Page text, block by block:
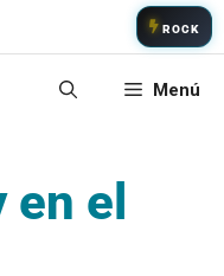
ROCK
Menú
el